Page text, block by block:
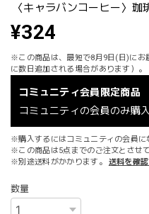
〈キャラバンコーヒー〉
¥324
※この商品は、最短で8月9日(日)にお
に数日追加される場合があります）。
コミュニティ会員限定商品
コミュニティの会員のみ購
※購入するにはコミュニティの会員に
※この商品は5点までのご注文とさせ
※別途送料がかかります。
送料を確
数量